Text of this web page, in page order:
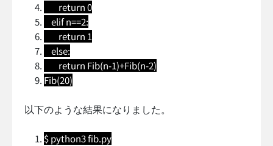
return 0
elif n==2:
return 1
else:
return Fib(n-1)+Fib(n-2)
Fib(20)
以下のような結果になりました。
$ python3 fib.py